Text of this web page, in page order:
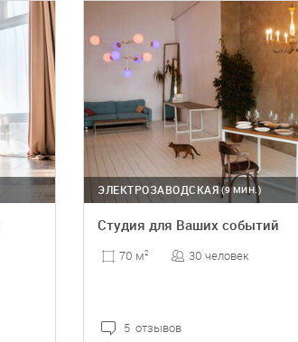
(9 МИН.)
ЭЛЕКТРОЗАВОДСКАЯ
Студия для Ваших событий
70 м2 30 человек
5 отзывов